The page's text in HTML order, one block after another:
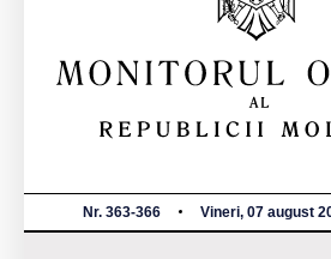
Nr. 363-366 Vineri, 07 august